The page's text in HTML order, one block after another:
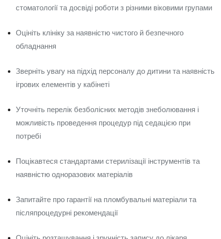
стоматології та досвіді роботи з різними віковими групами
Оцініть клініку за наявністю чистого й безпечного
обладнання
Зверніть увагу на підхід персоналу до дитини та наявність
ігрових елементів у кабінеті
Уточніть перелік безболісних методів знеболювання і
можливість проведення процедур під седацією при
потребі
Поцікавтеся стандартами стерилізації інструментів та
наявністю одноразових матеріалів
Запитайте про гарантії на пломбувальні матеріали та
післяпроцедурні рекомендації